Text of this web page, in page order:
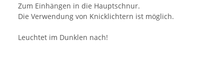
Zum Einhängen in die Hauptschnur.
Die Verwendung von Knicklichtern ist möglich.
Leuchtet im Dunklen nach!